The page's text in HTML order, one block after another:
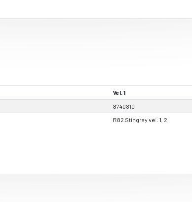
Vel. 1
8740810
R82 Stingray vel. 1, 2